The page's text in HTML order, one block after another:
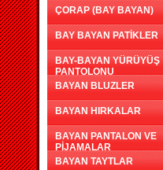
ÇORAP (BAY BAYAN)
BAY BAYAN PATİKLER
BAY-BAYAN YÜRÜYÜŞ
PANTOLONU
BAYAN BLUZLER
BAYAN HIRKALAR
BAYAN PANTALON VE
PİJAMALAR
BAYAN TAYTLAR